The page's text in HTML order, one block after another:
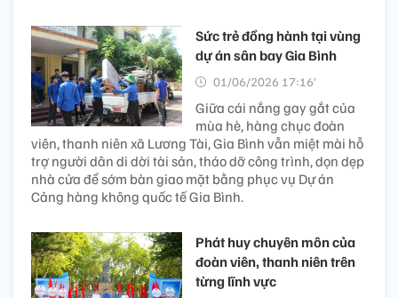
Sức trẻ đồng hành tại vùng
dự án sân bay Gia Bình
01/06/2026 17:16’
Giữa cái nắng gay gắt của
mùa hè, hàng chục đoàn
viên, thanh niên xã Lương Tài, Gia Bình vẫn miệt mài hỗ
trợ người dân di dời tài sản, tháo dỡ công trình, dọn dẹp
nhà cửa để sớm bàn giao mặt bằng phục vụ Dự án
Cảng hàng không quốc tế Gia Bình.
Phát huy chuyên môn của
đoàn viên, thanh niên trên
từng lĩnh vực